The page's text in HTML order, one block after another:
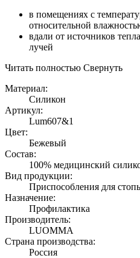
в помещениях с
относительной
вдали от источников
лучей
Читать полностью Свернуть
Материал:
Силикон
Артикул:
Lum607&1
Цвет:
Бежевый
Состав:
100% медицинский
Вид продукции:
Приспособления для
Назначение:
Профилактика
Производитель:
LUOMMA
Страна производства:
Россия